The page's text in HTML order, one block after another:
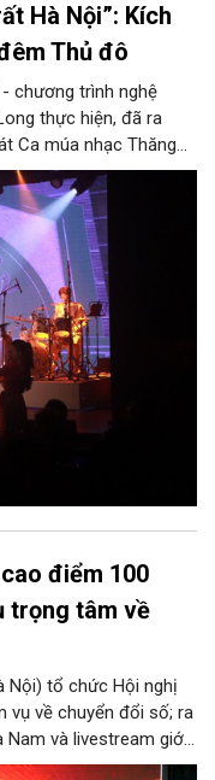
Hà Nội”: Kích
Thủ đô
- chương trình nghệ
thực hiện, đã ra
Ca múa nhạc Thăng
Hoàn Kiếm).
điểm 100
trọng tâm về
Nội) tổ chức Hội nghị
vụ về chuyển đổi số; ra
và livestream giới
văn hóa kiến trúc